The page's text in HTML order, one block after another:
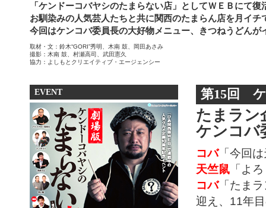
「ケンドーコバヤシのたまらない店」としてＷＥＢにて
お馴染みの人気芸人たちと共に関西のたまらん店を月イチ
今回はケンコバ委員長の大好物メニュー、きつねうどん
取材・文：鈴木“GORI”秀明、木南 鼓、岡田あさみ
撮影：木南 鼓、村瀬高司、武田憲久
協力：よしもとクリエイティブ・エージェンシー
EVENT 第15回 ケ
たまラン
ケンコバ
コバ「今回
天竺鼠 「よ
コバ「たま
迎え、11年